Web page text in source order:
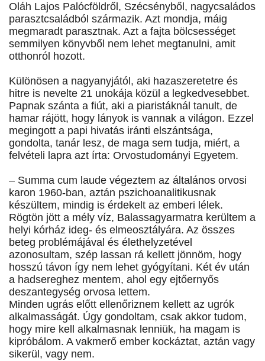
Oláh Lajos Palócföldről, Szécsényből, nagycsaládos
parasztcsaládból származik. Azt mondja, máig
megmaradt parasztnak. Azt a fajta bölcsességet
semmilyen könyvből nem lehet megtanulni, amit
otthonról hozott.
Különösen a nagyanyjától, aki hazaszeretetre és
hitre is nevelte 21 unokája közül a legkedvesebbet.
Papnak szánta a fiút, aki a piaristáknál tanult, de
hamar rájött, hogy lányok is vannak a világon. Ezzel
megingott a papi hivatás iránti elszántsága,
gondolta, tanár lesz, de maga sem tudja, miért, a
felvételi lapra azt írta: Orvostudományi Egyetem.
– Summa cum laude végeztem az általános orvosi
karon 1960-ban, aztán pszichoanalitikusnak
készültem, mindig is érdekelt az emberi lélek.
Rögtön jött a mély víz, Balassagyarmatra kerültem a
helyi kórház ideg- és elmeosztályára. Az összes
beteg problémájával és élethelyzetével
azonosultam, szép lassan rá kellett jönnöm, hogy
hosszú távon így nem lehet gyógyítani. Két év után
a hadsereghez mentem, ahol egy ejtőernyős
deszantegység orvosa lettem.
Minden ugrás előtt ellenőriznem kellett az ugrók
alkalmasságát. Úgy gondoltam, csak akkor tudom,
hogy mire kell alkalmasnak lenniük, ha magam is
kipróbálom. A vakmerő ember kockáztat, aztán vagy
sikerül, vagy nem.